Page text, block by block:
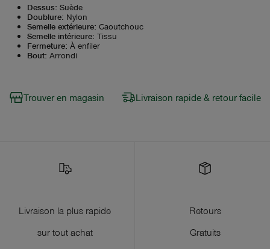
Dessus: Suède
Doublure: Nylon
Semelle extérieure: Caoutchouc
Semelle intérieure: Tissu
Fermeture: À enfiler
Bout: Arrondi
Trouver en magasin Livraison rapide & retour facile
Livraison la plus rapide
sur tout achat
Retours
Gratuits